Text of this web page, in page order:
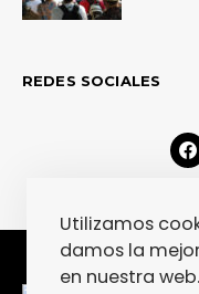
REDES SOCIALES
Utilizamos
damos la
en nuestra